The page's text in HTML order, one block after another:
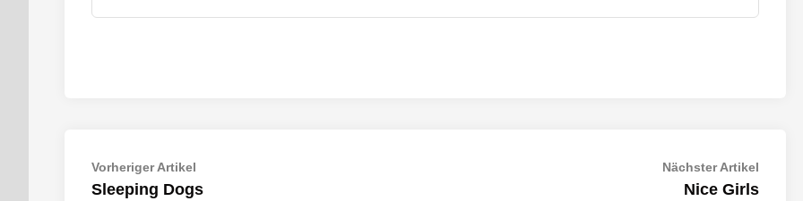
Beitragsnavigation
Vorheriger Artikel
Artikel:
Sleeping Dogs
Nächster Artikel
Nice Girls